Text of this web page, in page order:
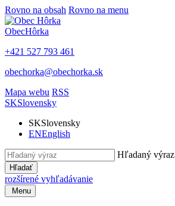
Rovno na obsah Rovno na menu
ObecHôrka
+421 527 793 461
obechorka@obechorka.sk
Mapa webu RSS
SKSlovensky
SKSlovensky
ENEnglish
Hľadaný výraz
Hľadať
rozšírené vyhľadávanie
Menu